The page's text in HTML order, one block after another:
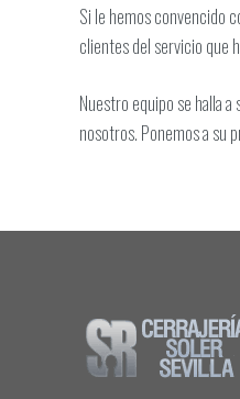
Si le hemos convencido
clientes del servicio que
Nuestro equipo se halla
nosotros. Ponemos a su